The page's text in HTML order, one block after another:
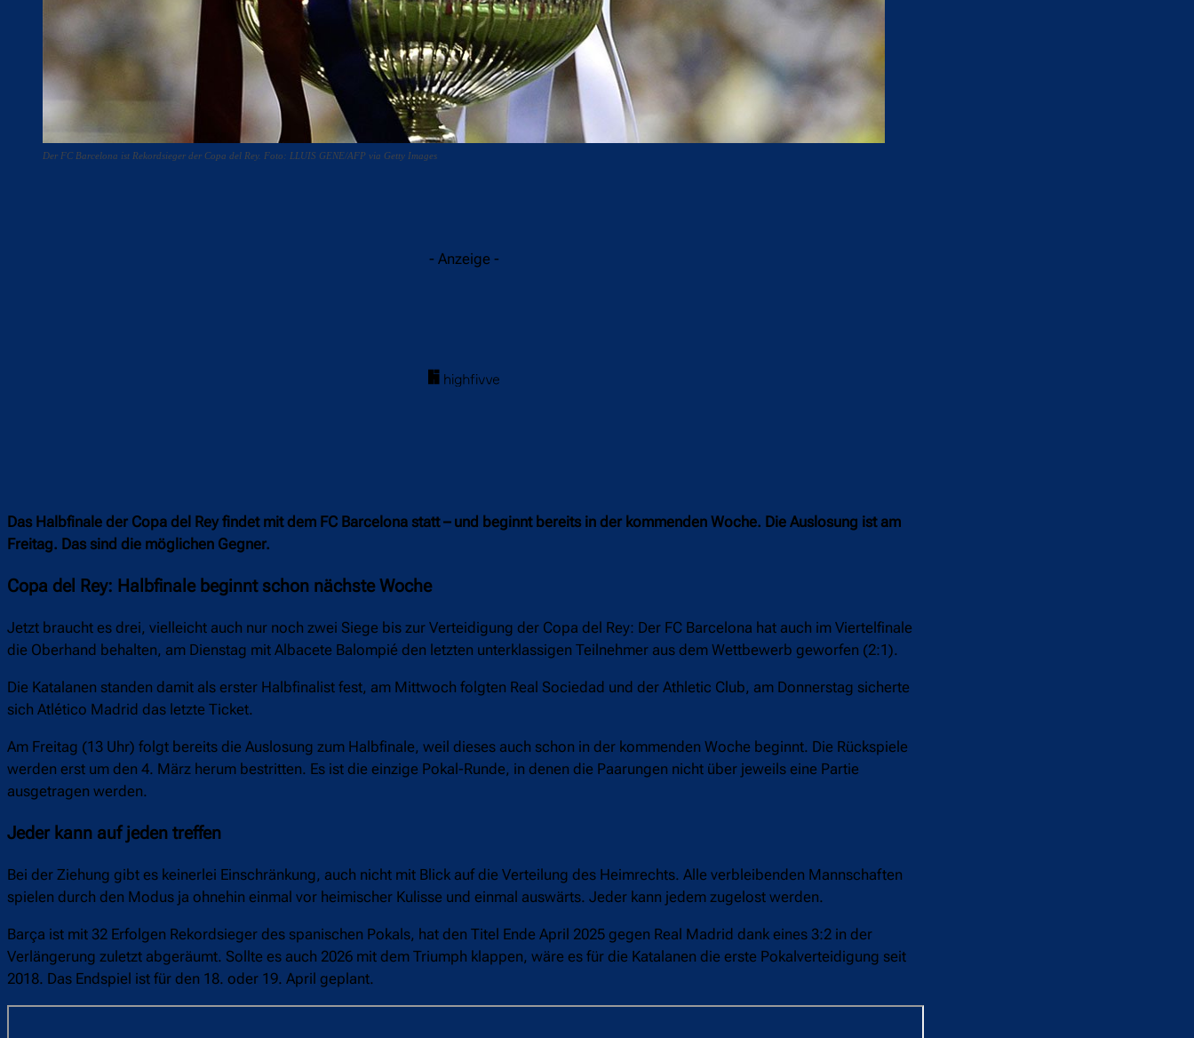
Der FC Barcelona ist Rekordsieger der Copa del Rey. Foto: LLUIS GENE/AFP via Getty Images
- Anzeige -
Das Halbfinale der Copa del Rey findet mit dem FC Barcelona statt – und beginnt bereits in der kommenden Woche. Die Auslosung ist am
Freitag. Das sind die möglichen Gegner.
Copa del Rey: Halbfinale beginnt schon nächste Woche
Jetzt braucht es drei, vielleicht auch nur noch zwei Siege bis zur Verteidigung der Copa del Rey: Der FC Barcelona hat auch im Viertelfinale
die Oberhand behalten, am Dienstag mit Albacete Balompié den letzten unterklassigen Teilnehmer aus dem Wettbewerb geworfen (2:1).
Die Katalanen standen damit als erster Halbfinalist fest, am Mittwoch folgten Real Sociedad und der Athletic Club, am Donnerstag sicherte
sich Atlético Madrid das letzte Ticket.
Am Freitag (13 Uhr) folgt bereits die Auslosung zum Halbfinale, weil dieses auch schon in der kommenden Woche beginnt. Die Rückspiele
werden erst um den 4. März herum bestritten. Es ist die einzige Pokal-Runde, in denen die Paarungen nicht über jeweils eine Partie
ausgetragen werden.
Jeder kann auf jeden treffen
Bei der Ziehung gibt es keinerlei Einschränkung, auch nicht mit Blick auf die Verteilung des Heimrechts. Alle verbleibenden Mannschaften
spielen durch den Modus ja ohnehin einmal vor heimischer Kulisse und einmal auswärts. Jeder kann jedem zugelost werden.
Barça ist mit 32 Erfolgen Rekordsieger des spanischen Pokals, hat den Titel Ende April 2025 gegen Real Madrid dank eines 3:2 in der
Verlängerung zuletzt abgeräumt. Sollte es auch 2026 mit dem Triumph klappen, wäre es für die Katalanen die erste Pokalverteidigung seit
2018. Das Endspiel ist für den 18. oder 19. April geplant.